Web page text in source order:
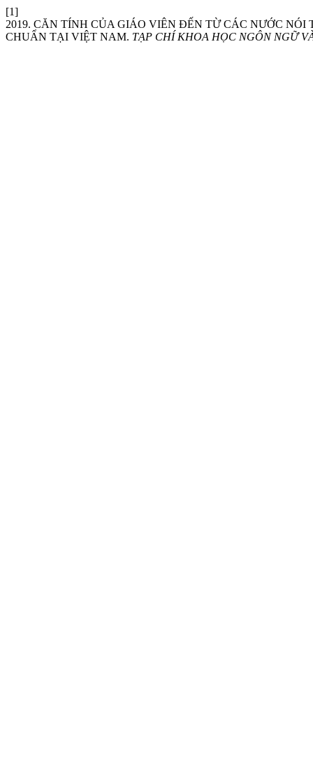
[1]
2019. CĂN TÍNH CỦA GIÁO VIÊN ĐẾN TỪ CÁC NƯỚC
CHUẨN TẠI VIỆT NAM. TẠP CHÍ KHOA HỌC NGÔN NGỮ